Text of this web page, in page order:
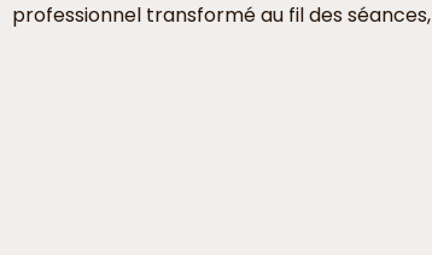
professionnel transformé au fil des séances,